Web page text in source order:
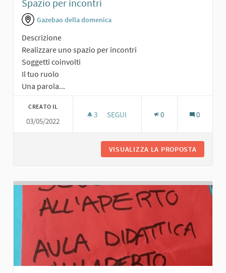
Spazio per incontri
Gazebao della domenica
Descrizione
Realizzare uno spazio per incontri
Soggetti coinvolti
Il tuo ruolo
Una parola...
CREATO IL
03/05/2022
3 3 SOSTENITORI
SEGUI 0 0
VISUALIZZA LA PROPOSTA